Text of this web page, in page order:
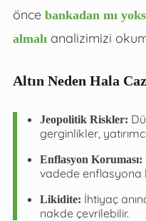
önce bankadan mı
almalı analizimizi
Altın Neden Hala
Jeopolitik Riskler:
gerginlikler,
Enflasyon Koruması:
vadede enflasyona
Likidite: İhtiyaç
nakde çevrilebilir.